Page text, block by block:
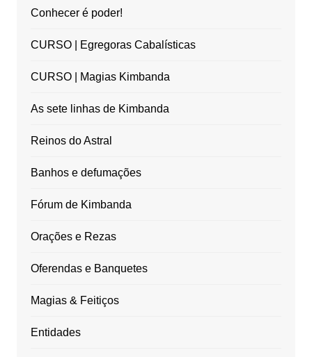
Conhecer é poder!
CURSO | Egregoras Cabalísticas
CURSO | Magias Kimbanda
As sete linhas de Kimbanda
Reinos do Astral
Banhos e defumações
Fórum de Kimbanda
Orações e Rezas
Oferendas e Banquetes
Magias & Feitiços
Entidades